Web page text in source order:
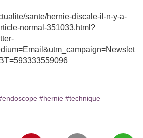
sante/hernie-discale-il-n-y-a-
normal-351033.html?
#hernie #technique